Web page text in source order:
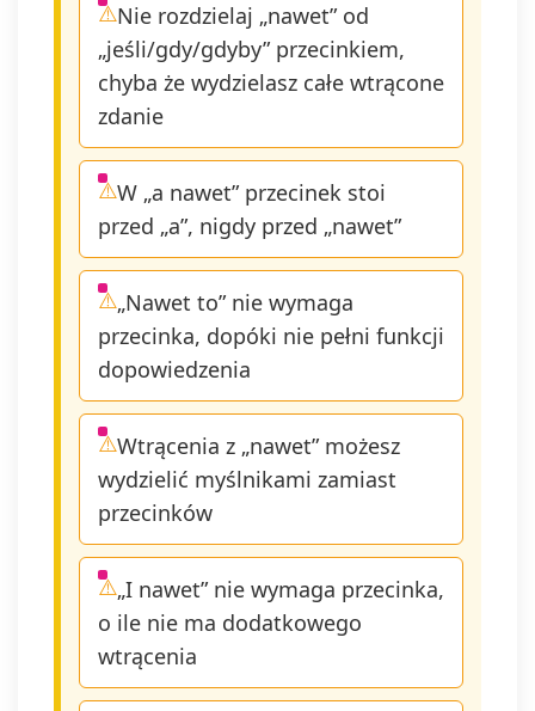
Nie rozdzielaj „nawet” od
„jeśli/gdy/gdyby” przecinkiem,
chyba że wydzielasz całe wtrącone
zdanie
W „a nawet” przecinek stoi
przed „a”, nigdy przed „nawet”
„Nawet to” nie wymaga
przecinka, dopóki nie pełni funkcji
dopowiedzenia
Wtrącenia z „nawet” możesz
wydzielić myślnikami zamiast
przecinków
„I nawet” nie wymaga przecinka,
o ile nie ma dodatkowego
wtrącenia